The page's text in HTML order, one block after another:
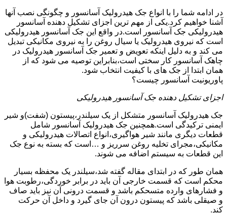
در ادامه شما را با انواع جک هیدرولیک آسانسور و چگونگی نصب آنها
آشنا خواهیم کرد.یکی از مهم ترین اجزای تشکیل دهنده آسانسور
هیدرولیکی جک آسانسور است.در واقع این جک آسانسور هیدرولیکی
است که نیروی هیدرولیک یا سیال روغن را به نیروی مکانیکی تبدیل
می کند و به دلیل اینکه تعویض و تعمیر جک آسانسور هیدرولیک در
چاهک آسانسور کار سختی است،بنابراین توصیه می شود که از
همان ابتدا از جک های با کیفیت انتخاب شود.
پاوریونیت آسانسور چیست؟
اجزای تشکیل دهنده جک آسانسور هیدرولیکی
جک هیدرولیک آسانسور متشکل از یک سیلندر،پیستون (شفت)و شیر
ایمنی ترکیدگی است.همچنین جک هیدرولیک آسانسور شامل
قطعات دیگری مانند شیر هواگیری،انواع اتصالات هیدرولیکی و
مکانیکی،مجرای تخلیه روغن سرریز و …است که بسته به نوع جک
این قطعات به سیستم اضافه می شوند.
همان طور که در ابتدای مقاله گفته شد،سیلندر یک محفظه بسیار
محکم است که قسمت خارجی آن باید در برابر خوردگی،رطوبت هوا
و فشارهای وارده متسحکم باشد و قسمت درونی آن نیز باید صاف
و صیقلی باشد که پیستون درون آن جای گیرد و داخل آن حرکت
کند.